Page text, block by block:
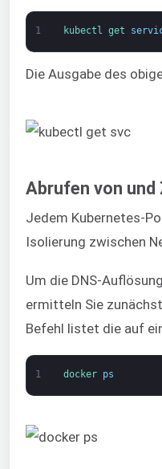
1 kubectl get
Die Ausgabe des
Abrufen von
Jedem Kubernetes-
Isolierung zwischen
Um die DNS-
ermitteln Sie
Befehl listet die auf
1 docker ps